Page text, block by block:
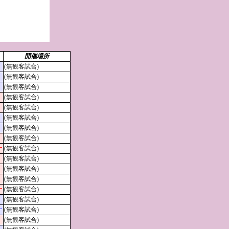
開催場所
(無観客試合)
(無観客試合)
(無観客試合)
(無観客試合)
(無観客試合)
(無観客試合)
(無観客試合)
(無観客試合)
(無観客試合)
(無観客試合)
(無観客試合)
(無観客試合)
(無観客試合)
(無観客試合)
(無観客試合)
(無観客試合)